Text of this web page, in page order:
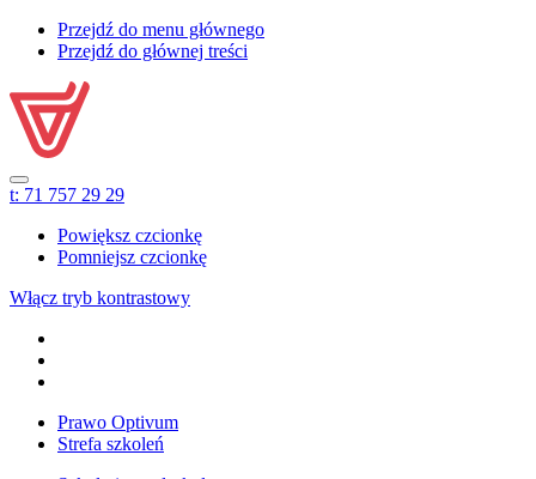
Przejdź do menu głównego
Przejdź do głównej treści
t: 71 757 29 29
Powiększ czcionkę
Pomniejsz czcionkę
Włącz tryb kontrastowy
Prawo Optivum
Strefa szkoleń